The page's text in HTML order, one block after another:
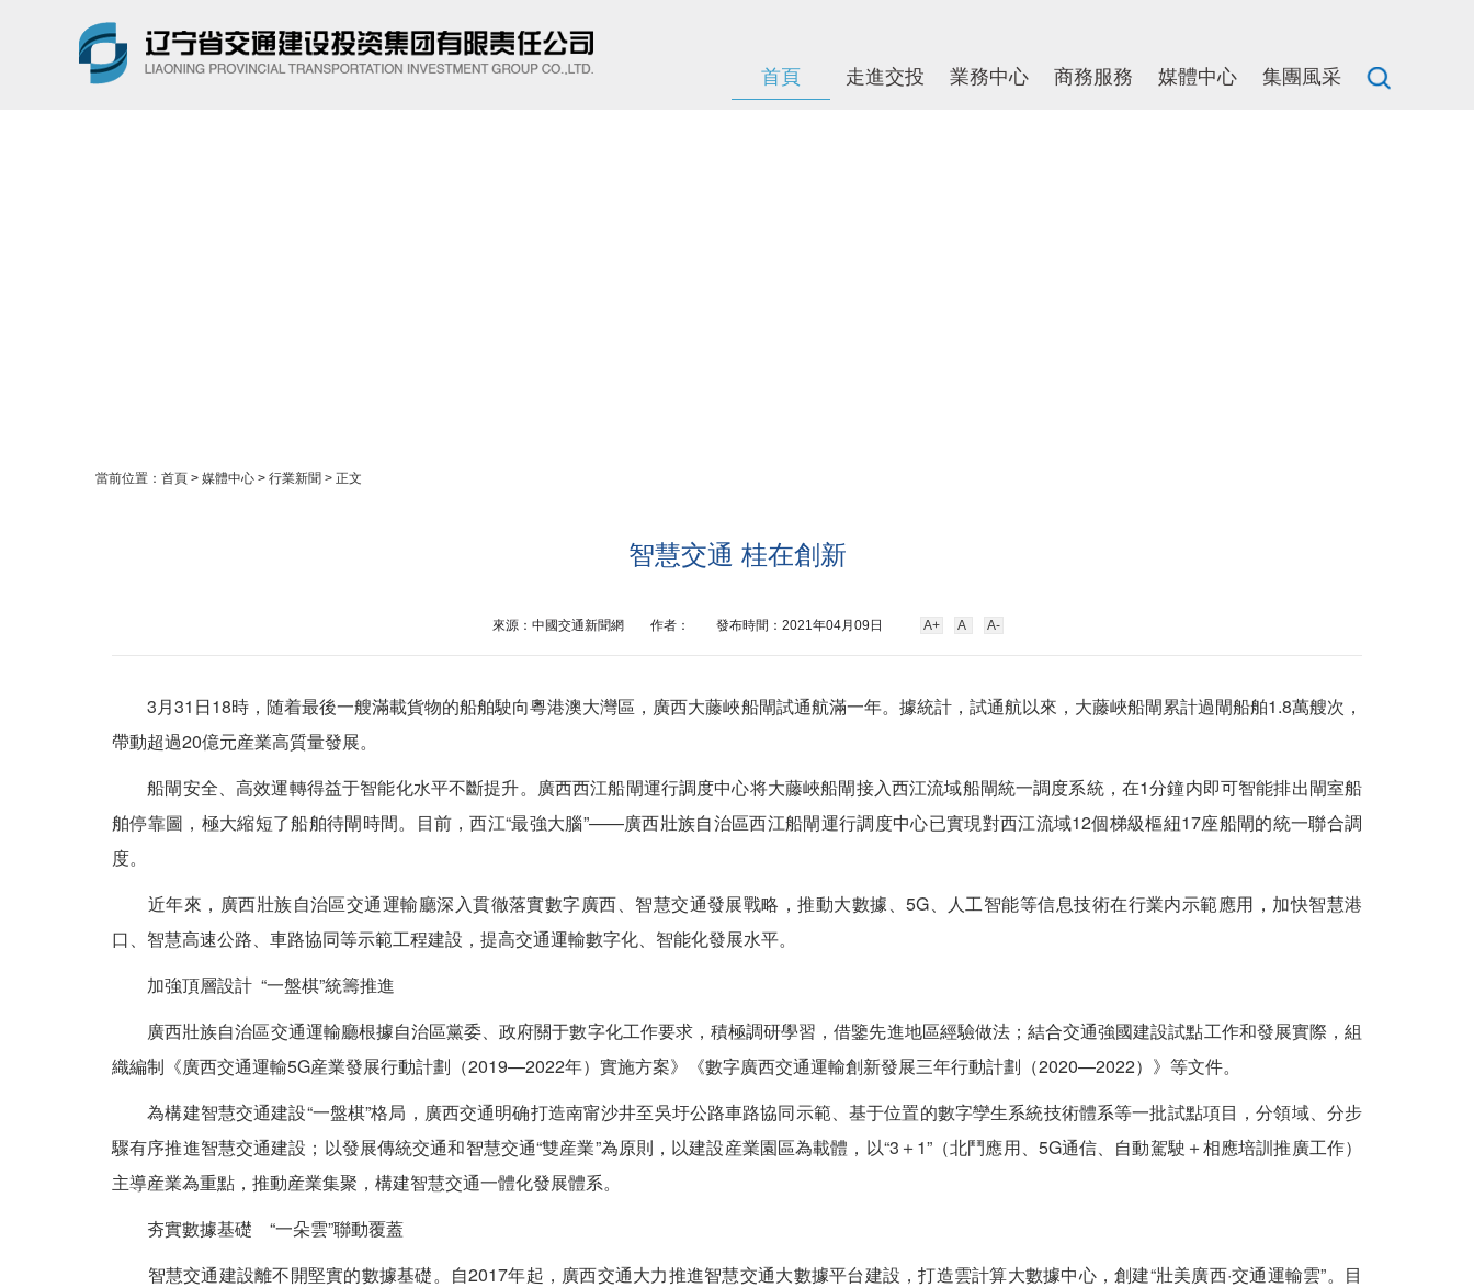
首頁 走進交投 業務中心 商務服務 媒體中心 集團風采
搜索
當前位置： 首頁 > 媒體中心 > 行業新聞 > 正文
智慧交通 桂在創新
來源：中國交通新聞網 作者： 發布時間：2021年04月09日 A+ A A-
3月31日18時，随着最後一艘滿載貨物的船舶駛向粵港澳大灣區，廣西大藤峽船閘試通航滿一年。據統計，試通航以來，大藤峽船閘累計過閘船舶1.8萬艘次，
帶動超過20億元産業高質量發展。
船閘安全、高效運轉得益于智能化水平不斷提升。廣西西江船閘運行調度中心将大藤峽船閘接入西江流域船閘統一調度系統，在1分鐘内即可智能排出閘室船
舶停靠圖，極大縮短了船舶待閘時間。目前，西江“最強大腦”——廣西壯族自治區西江船閘運行調度中心已實現對西江流域12個梯級樞紐17座船閘的統一聯合調
度。
近年來，廣西壯族自治區交通運輸廳深入貫徹落實數字廣西、智慧交通發展戰略，推動大數據、5G、人工智能等信息技術在行業内示範應用，加快智慧港
口、智慧高速公路、車路協同等示範工程建設，提高交通運輸數字化、智能化發展水平。
加強頂層設計 “一盤棋”統籌推進
廣西壯族自治區交通運輸廳根據自治區黨委、政府關于數字化工作要求，積極調研學習，借鑒先進地區經驗做法；結合交通強國建設試點工作和發展實際，組
織編制《廣西交通運輸5G産業發展行動計劃（2019—2022年）實施方案》《數字廣西交通運輸創新發展三年行動計劃（2020—2022）》等文件。
為構建智慧交通建設“一盤棋”格局，廣西交通明确打造南甯沙井至吳圩公路車路協同示範、基于位置的數字孿生系統技術體系等一批試點項目，分領域、分步
驟有序推進智慧交通建設；以發展傳統交通和智慧交通“雙産業”為原則，以建設産業園區為載體，以“3＋1”（北鬥應用、5G通信、自動駕駛＋相應培訓推廣工作）
主導産業為重點，推動産業集聚，構建智慧交通一體化發展體系。
夯實數據基礎 “一朵雲”聯動覆蓋
智慧交通建設離不開堅實的數據基礎。自2017年起，廣西交通大力推進智慧交通大數據平台建設，打造雲計算大數據中心，創建“壯美廣西·交通運輸雲”。目